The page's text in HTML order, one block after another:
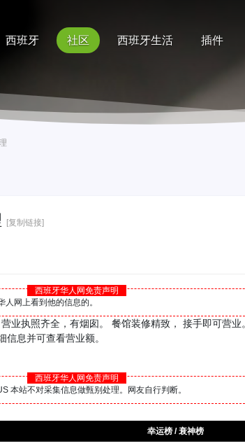
西班牙 社区 西班牙生活 插件
[复制链接]
西班牙华人网免责声明
网上看到他的信息的。
业执照齐全，有烟囱。 餐馆装修精致， 接手即可营
息并可查看营业额。
西班牙华人网免责声明
本站不对采集信息做甄别处理。网友自行判断。
幸运榜 / 衰神榜